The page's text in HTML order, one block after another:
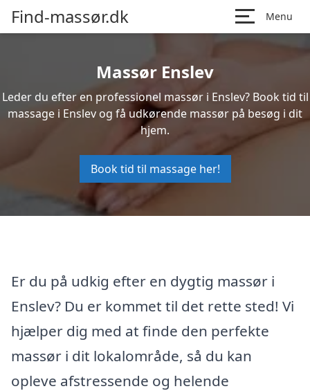
Find-massør.dk Menu
Massør Enslev
Leder du efter en professionel massør i Enslev? Book tid til
massage i Enslev og få udkørende massør på besøg i dit
hjem.
Book tid til massage her!
Er du på udkig efter en dygtig massør i
Enslev? Du er kommet til det rette sted! Vi
hjælper dig med at finde den perfekte
massør i dit lokalområde, så du kan
opleve afstressende og helende